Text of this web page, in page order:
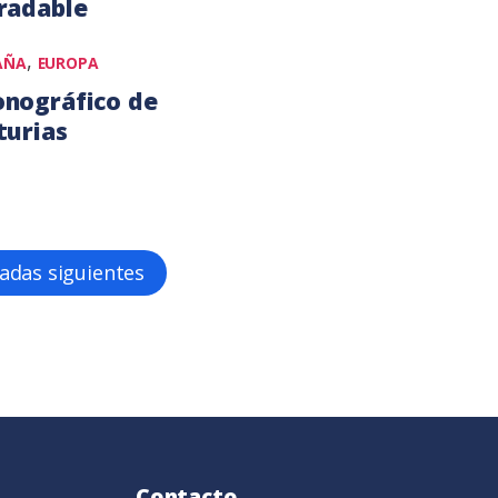
, EUROPA
de
siguientes